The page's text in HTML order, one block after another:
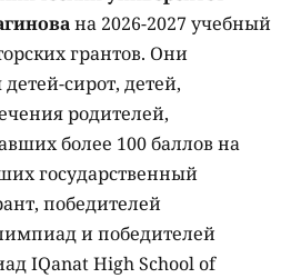
на 2026-2027 учебный
грантов. Они
сирот, детей,
родителей,
более 100 баллов на
государственный
победителей
и победителей
IQanat High School of